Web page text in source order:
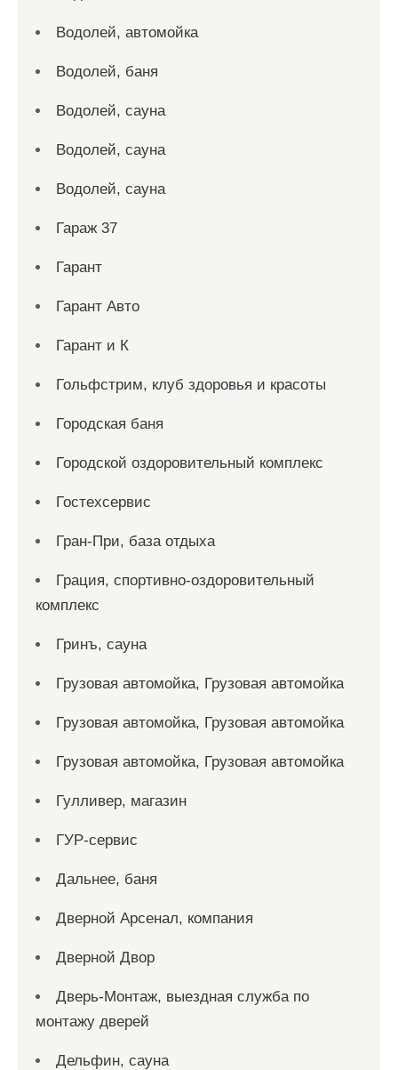
Водолей, автомойка
Водолей, баня
Водолей, сауна
Водолей, сауна
Водолей, сауна
Гараж 37
Гарант
Гарант Авто
Гарант и К
Гольфстрим, клуб здоровья и красоты
Городская баня
Городской оздоровительный комплекс
Гостехсервис
Гран-При, база отдыха
Грация, спортивно-оздоровительный
комплекс
Гринъ, сауна
Грузовая автомойка, Грузовая автомойка
Грузовая автомойка, Грузовая автомойка
Грузовая автомойка, Грузовая автомойка
Гулливер, магазин
ГУР-сервис
Дальнее, баня
Дверной Арсенал, компания
Дверной Двор
Дверь-Монтаж, выездная служба по
монтажу дверей
Дельфин, сауна